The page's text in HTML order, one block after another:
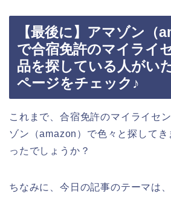
【最後に】アマゾン（
で合宿免許のマイライ
品を探している人がい
ページをチェック♪
これまで、合宿免許のマイライセ
ゾン（amazon）で色々と探して
ったでしょうか？
ちなみに、今日の記事のテーマは、